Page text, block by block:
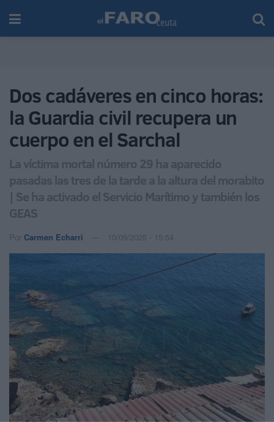
Dos cadáveres en cinco horas:
la Guardia civil recupera un
cuerpo en el Sarchal
La víctima mortal número 29 ha aparecido
pasadas las tres de la tarde a la altura del morabito
| Se ha activado el Servicio Marítimo y también los
GEAS
Por Carmen Echarri 10/09/2025 - 15:54